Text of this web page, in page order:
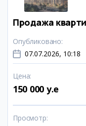
Продажа
Опубликовано:
07.07.2026, 10:18
Цена:
150 000 y.e
Просмотр: